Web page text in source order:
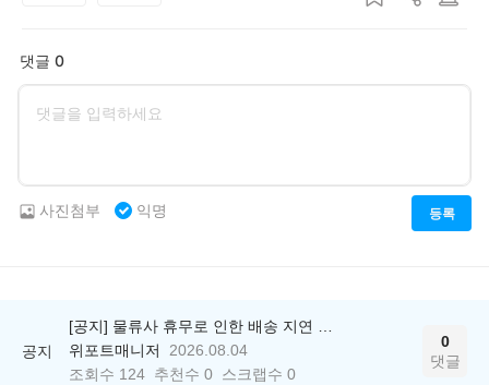
댓글 0
등록
사진첨부 익명
공지
[공지] 물류사 휴무로 인한 배송 지연 안내
위포트매니저
2026.08.04
조회수 124 추천수 0 스크랩수 0
0
댓글